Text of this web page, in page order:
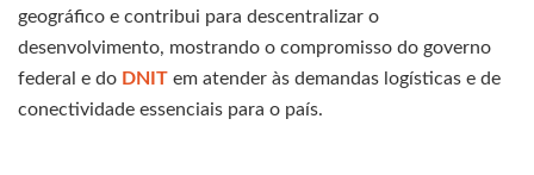
geográfico e contribui para descentralizar o
desenvolvimento, mostrando o compromisso do governo
federal e do DNIT em atender às demandas logísticas e de
conectividade essenciais para o país.